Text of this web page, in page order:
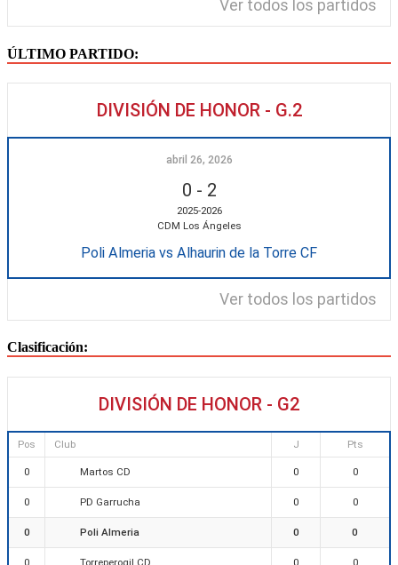
Ver todos los partidos
ÚLTIMO PARTIDO:
DIVISIÓN DE HONOR - G.2
abril 26, 2026
0 - 2
2025-2026
CDM Los Ángeles
Poli Almeria vs Alhaurin de la Torre CF
Ver todos los partidos
Clasificación:
DIVISIÓN DE HONOR - G2
Pos Club J Pts
0 Martos CD 0 0
0 PD Garrucha 0 0
0 Poli Almeria 0 0
0 Torreperogil CD 0 0